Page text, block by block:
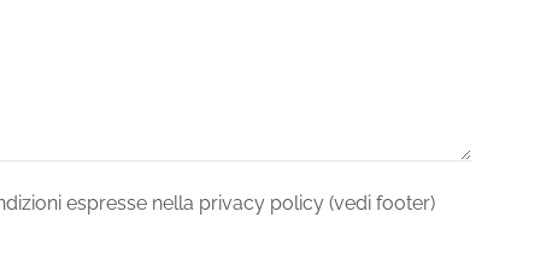
espresse nella privacy policy (vedi footer)